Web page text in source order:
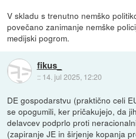
V skladu s trenutno nemško
povečano zanimanje nemške
medijski pogrom.
fikus_
:: 14. jul 2025, 12:20
DE gospodarstvu (praktično celi
se opogumili, ker pričakujejo, da
delavcev podprlo proti
(zapiranje JE in širjenje kopanja